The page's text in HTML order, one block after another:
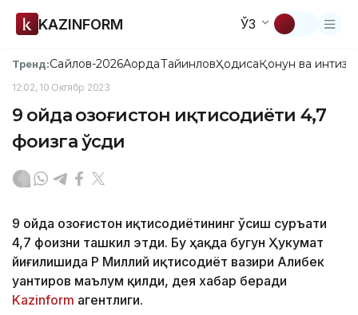
KAZINFORM ЎЗ
Тренд:Сайлов-2026АқордаТайинловҲодисаҚонун ва
12:02, 10 Октябр 2023
9 ойда Қозоғистон иқтисодиёти 4,7
фоизга ўсди
9 ойда Қозоғистон иқтисодиётининг ўсиш суръати
4,7 фоизни ташкил этди. Бу ҳақда бугун Ҳукумат
йиғилишида ҚР Миллий иқтисодиёт вазири Алибек
Қуантиров маълум қилди, дея хабар беради
Kazinform агентлиги.